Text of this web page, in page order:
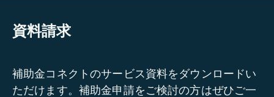
資料請求
補助金コネクトのサービス資料をダウンロードい
ただけます。補助金申請をご検討の方はぜひご一